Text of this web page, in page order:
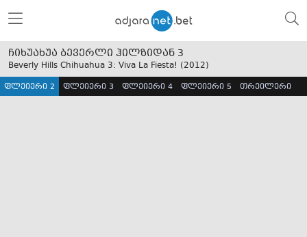
ჩიხუახუა ბევერლი ჰილზიდან 3
Beverly Hills Chihuahua 3: Viva La Fiesta! (2012)
ფლეიერი 2 ფლეიერი 3 ფლეიერი 4 ფლეიერი 5 თრეილერი